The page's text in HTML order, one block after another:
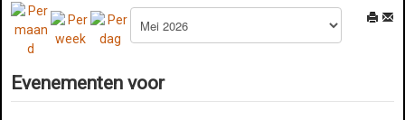
Evenementen voor